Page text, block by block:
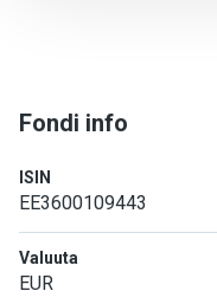
Fondi info
ISIN
EE3600109443
Valuuta
EUR